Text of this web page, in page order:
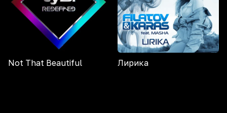
Not That Beautiful Лирика